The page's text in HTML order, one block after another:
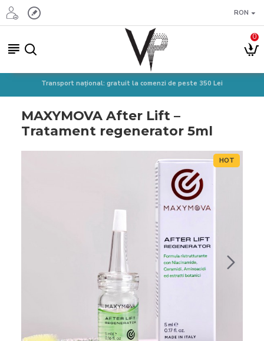
RON
0
Transport național: gratuit la comenzi de peste 350 Lei
MAXYMOVA After Lift –
Tratament regenerator 5ml
HOT